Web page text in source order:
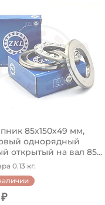
85х150х49 мм,
однорядный
открытый на вал 85...
0.13 кг.